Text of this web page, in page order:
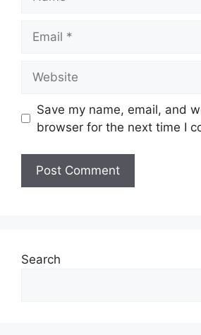
Save my name, email, and
browser for the next time I
Search